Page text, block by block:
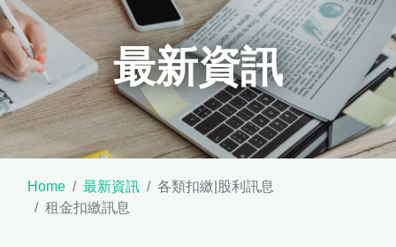
最新資訊
Home 最新資訊
各類扣繳|股利訊息
租金扣繳訊息